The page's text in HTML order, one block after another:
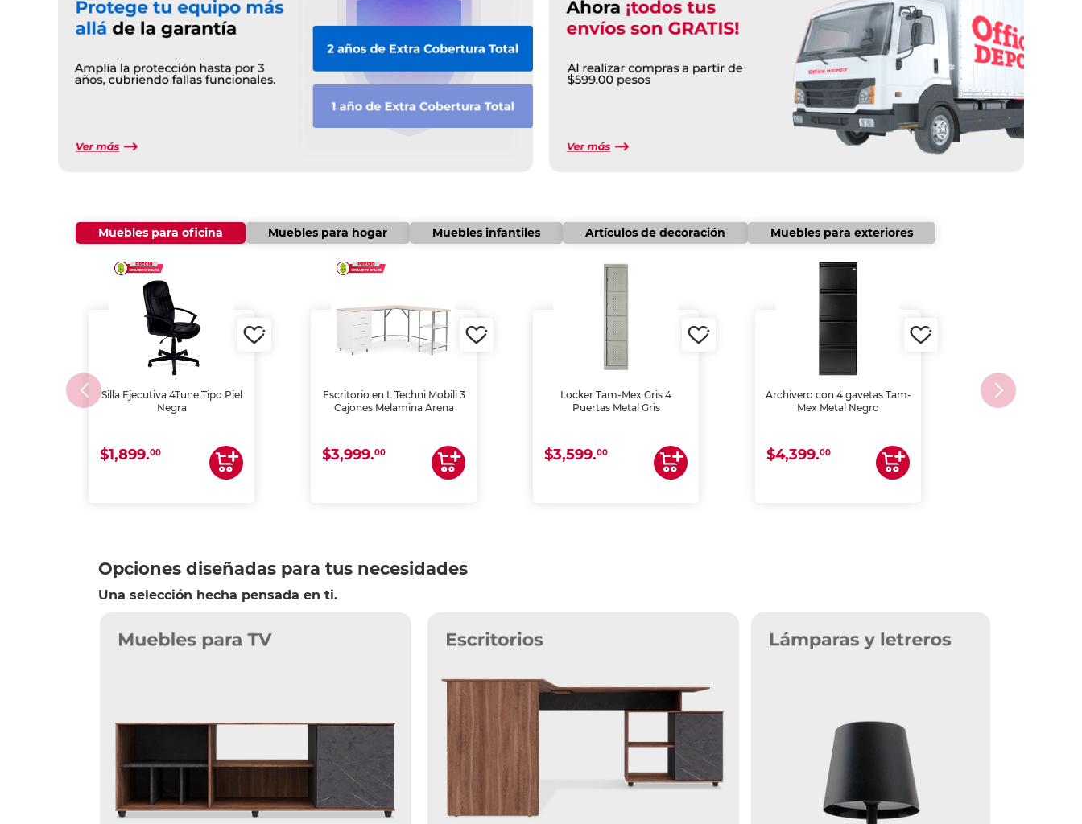
Muebles para oficina Muebles para hogar Muebles infantiles Artículos de decoración Muebles para exteriores
Silla Ejecutiva 4Tune Tipo Piel
Negra
$1,899.00
Escritorio en L Techni Mobili 3
Cajones Melamina Arena
$3,999.00
Locker Tam-Mex Gris 4
Puertas Metal Gris
$3,599.00
Archivero con 4 gavetas Tam-
Mex Metal Negro
$4,399.00
Opciones diseñadas para tus necesidades
Una selección hecha pensada en ti.